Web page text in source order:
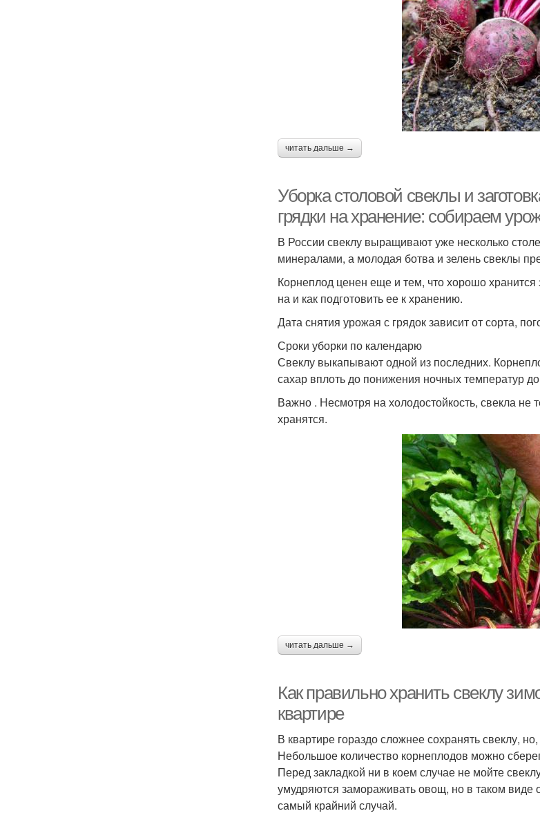
читать дальше →
Уборка столовой свеклы и
грядки на хранение: собираем
В России свеклу выращивают уже несколько
минералами, а молодая ботва и зелень свеклы
Корнеплод ценен еще и тем, что хорошо хранится
на и как подготовить ее к хранению.
Дата снятия урожая с грядок зависит от сорта,
Сроки уборки по календарю
Свеклу выкапывают одной из последних.
сахар вплоть до понижения ночных температур
Важно . Несмотря на холодостойкость, свекла
хранятся.
читать дальше →
Как правильно хранить свеклу
квартире
В квартире гораздо сложнее сохранять свеклу,
Небольшое количество корнеплодов можно
Перед закладкой ни в коем случае не мойте
умудряются замораживать овощ, но в таком виде
самый крайний случай.